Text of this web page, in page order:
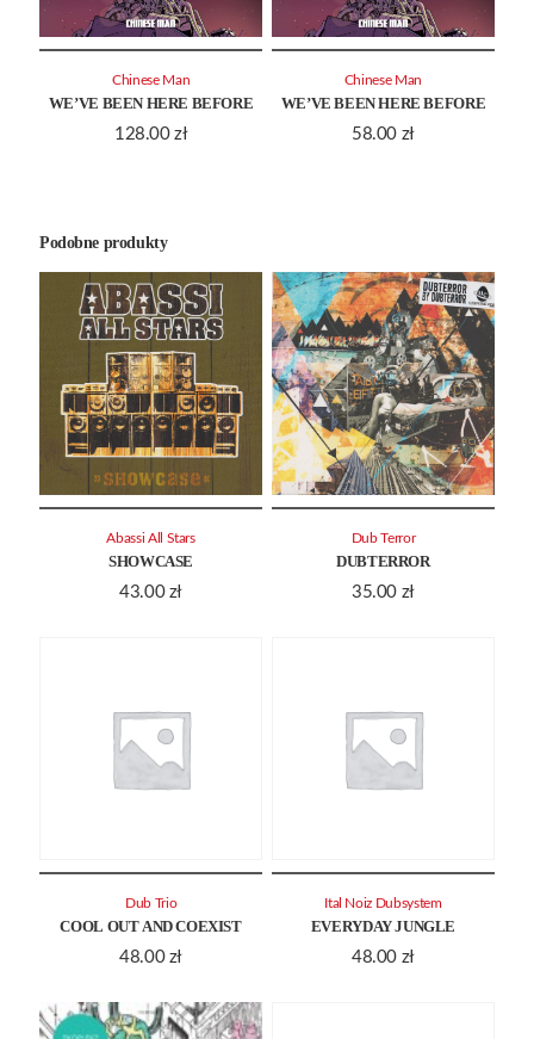
WE’VE BEEN HERE BEFORE
128.00 zł
Chinese Man
WE’VE BEEN HERE BEFORE
58.00 zł
Chinese Man
Podobne produkty
SHOWCASE
43.00 zł
Abassi All Stars
DUBTERROR
35.00 zł
Dub Terror
COOL OUT AND COEXIST
48.00 zł
Dub Trio
EVERYDAY JUNGLE
48.00 zł
Ital Noiz Dubsystem